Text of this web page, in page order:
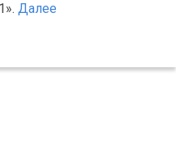
Далее